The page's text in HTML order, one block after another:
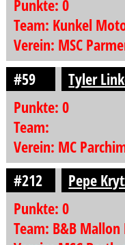
Punkte: 0
Team: Kunkel
Verein: MSC
#59
Tyler
Punkte: 0
Team:
Verein: MC
#212
Pepe
Punkte: 0
Team: B&B Mallon